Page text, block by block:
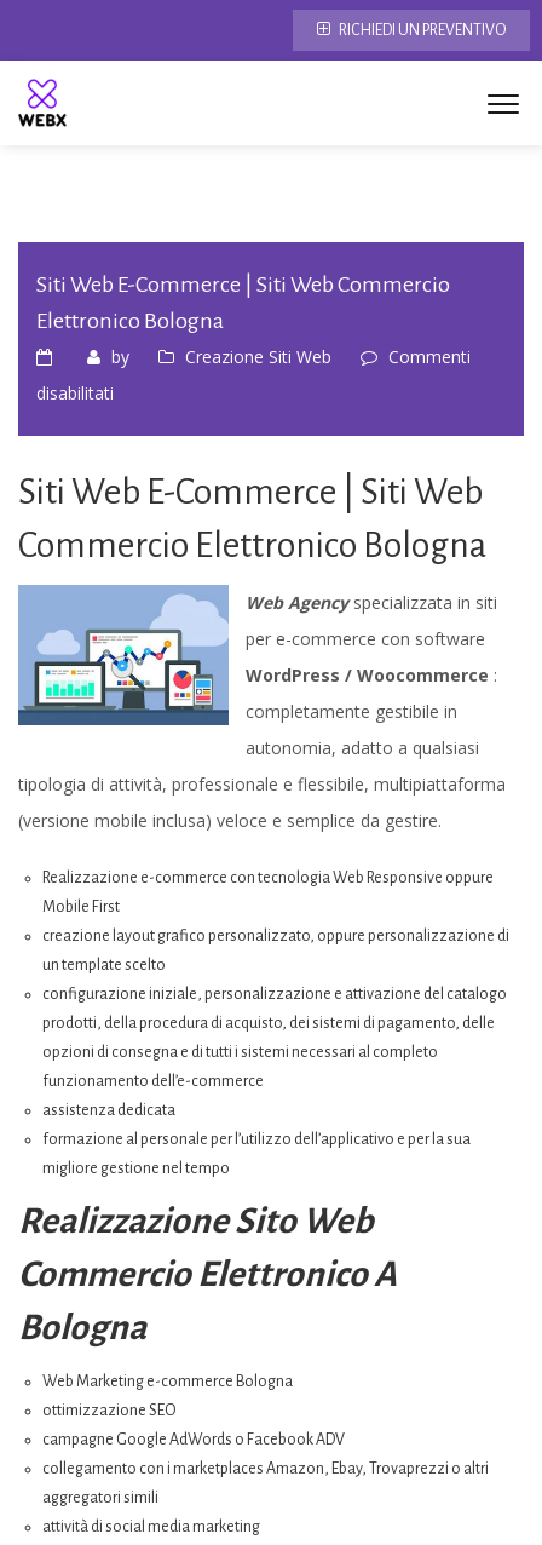
RICHIEDI UN PREVENTIVO
Siti Web E-Commerce | Siti Web Commercio
Elettronico Bologna
by Creazione Siti Web
Commenti
disabilitati
E-
commerce
web
Commercio
Elettronico
Siti Web E-Commerce | Siti Web
Commercio Elettronico Bologna
Web Agencyspecializzata in siti
per e-commerce con software
WordPress / Woocommerce :
completamente gestibile in
autonomia, adatto a qualsiasi
tipologia di attività, professionale e flessibile, multipiattaforma
(versione mobile inclusa) veloce e semplice da gestire.
Realizzazione e-commerce con tecnologia Web Responsive oppure
Mobile First
creazione layout grafico personalizzato, oppure personalizzazione di
un template scelto
configurazione iniziale, personalizzazione e attivazione del catalogo
prodotti, della procedura di acquisto, dei sistemi di pagamento, delle
opzioni di consegna e di tutti i sistemi necessari al completo
funzionamento dell’e-commerce
assistenza dedicata
formazione al personale per l’utilizzo dell’applicativo e per la sua
migliore gestione nel tempo
Realizzazione Sito Web
Commercio Elettronico A
Bologna
Web Marketing e-commerce Bologna
ottimizzazione SEO
campagne Google AdWords o Facebook ADV
collegamento con i marketplaces Amazon, Ebay, Trovaprezzi o altri
aggregatori simili
attività di social media marketing